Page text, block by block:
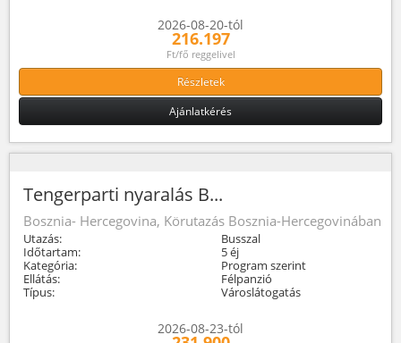
2026-08-20-tól
216.197
Ft/fő reggelivel
Részletek
Ajánlatkérés
Tengerparti nyaralás B...
Bosznia- Hercegovina, Körutazás Bosznia-Hercegovinában
Utazás:
Busszal
Időtartam:
5 éj
Kategória:
Program szerint
Ellátás:
Félpanzió
Típus:
Városlátogatás
2026-08-23-tól